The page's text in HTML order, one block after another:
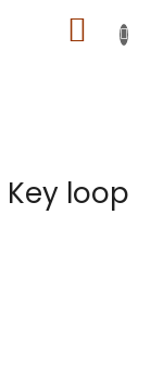
KOŠÍK
loop